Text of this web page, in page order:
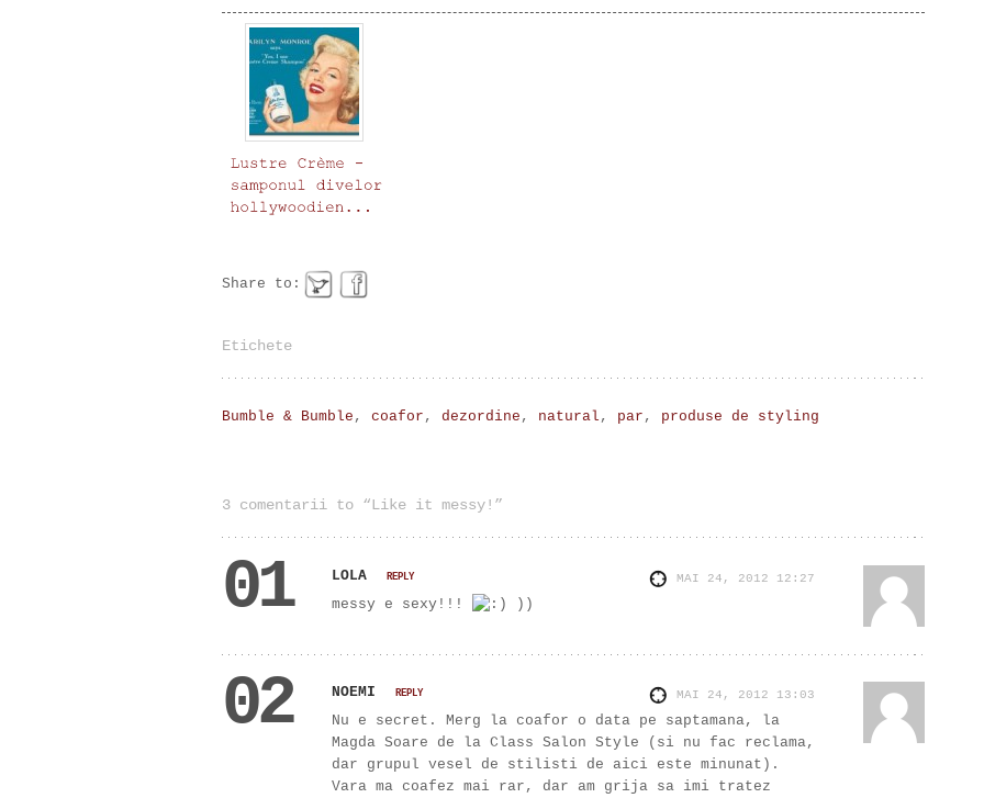
Share to:
Etichete
Bumble & Bumble , coafor , dezordine , natural , par , produse de styling
3 comentarii to “Like it messy!”
01 MAI 24, 2012 12:27
LOLA REPLY
messy e sexy!!! ))
02 MAI 24, 2012 13:03
NOEMI REPLY
Nu e secret. Merg la coafor o data pe saptamana, la
Magda Soare de la Class Salon Style (si nu fac reclama,
dar grupul vesel de stilisti de aici este minunat).
Vara ma coafez mai rar, dar am grija sa imi tratez